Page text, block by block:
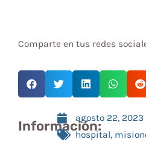
Comparte en tus redes
Información:agosto 22, 2023
hospital,